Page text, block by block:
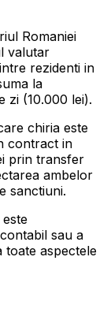
Romaniei
valutar
rezidenti in
la
zi (10.000 lei).
chiria este
contract in
prin transfer
ambelor
sanctiuni.
sau a
toate aspectele